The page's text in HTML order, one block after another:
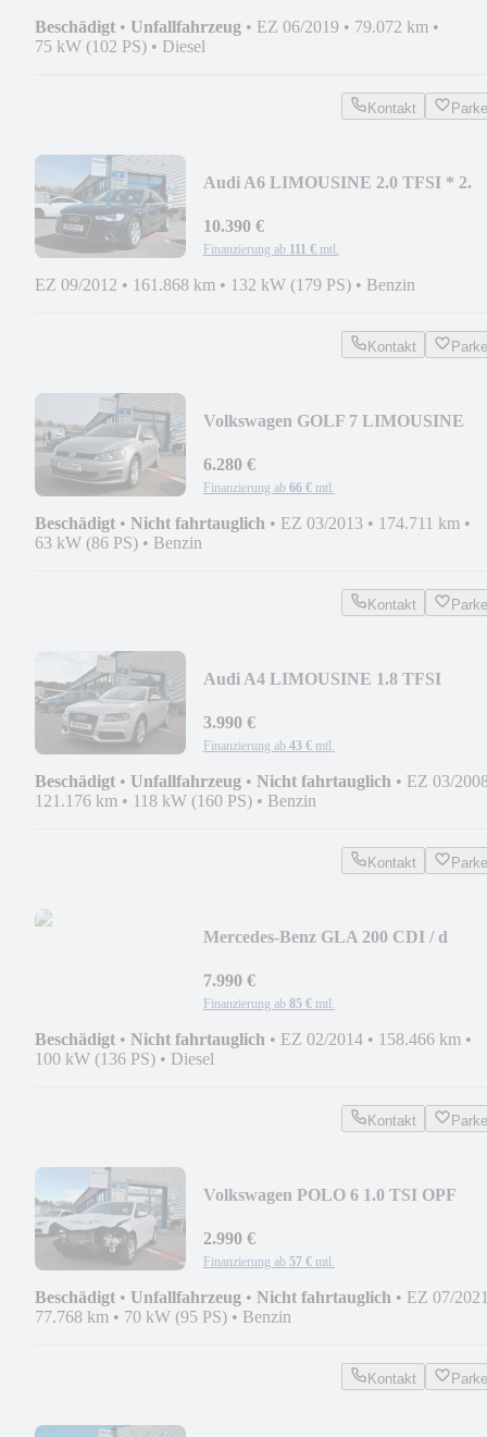
Beschädigt • Unfallfahrzeug • EZ 06/2019 • 79.072 km •
75 kW (102 PS) • Diesel
Kontakt
Audi A6 LIMOUSINE 2.0 TFSI * 2.
10.390 €
Finanzierung ab 111 € mtl.
EZ 09/2012 • 161.868 km • 132 kW (179 PS) • Benzin
Kontakt
Volkswagen GOLF 7 LIMOUSINE
MOTORSCHADEN
6.280 €
Finanzierung ab 66 € mtl.
Beschädigt • Nicht fahrtauglich • EZ 03/2013 • 174.711 km •
63 kW (86 PS) • Benzin
Kontakt
Audi A4 LIMOUSINE 1.8 TFSI
3.990 €
Finanzierung ab 43 € mtl.
Beschädigt • Unfallfahrzeug • Nicht fahrtauglich • EZ 03/
121.176 km • 118 kW (160 PS) • Benzin
Kontakt
Mercedes-Benz GLA 200 CDI / d
DEFEKT
7.990 €
Finanzierung ab 85 € mtl.
Beschädigt • Nicht fahrtauglich • EZ 02/2014 • 158.466 km •
100 kW (136 PS) • Diesel
Kontakt
Volkswagen POLO 6 1.0 TSI OPF
2.990 €
Finanzierung ab 57 € mtl.
Beschädigt • Unfallfahrzeug • Nicht fahrtauglich • EZ 07/
77.768 km • 70 kW (95 PS) • Benzin
Kontakt